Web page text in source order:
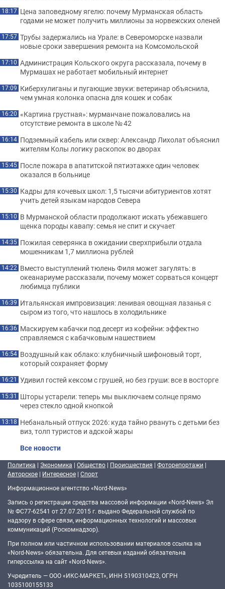
18:17 Цена заповедному ягелю: почему Мурманская область
годами не может получить миллионы за норвежских оленей
17:57 Трубы задержались на Урале: в Североморске назвали
новые сроки завершения ремонта на Комсомольской
17:10 Администрация Кольского округа рассказала, почему в
Мурмашах не работает мобильный интернет
17:09 Киберхулиганы и пугающие звуки: ветеринар объяснила,
чем умная колонка опасна для кошек и собак
16:20 «Картина грустная»: мурманчане пожаловались на
отсутствие ремонта в школе № 42
16:14 Подземный кабель или сквер: Александр Лихолат объяснил
жителям Колы логику раскопок во дворах
15:45 После пожара в апатитской пятиэтажке один человек
оказался в больнице
15:30 Кадры для кочевых школ: 1,5 тысячи абитуриентов хотят
учить детей языкам народов Севера
15:10 В Мурманской области продолжают искать убежавшего
щенка породы кавапу: семья не спит и скучает
14:35 Пожилая северянка в ожидании сверхприбыли отдала
мошенникам 1,7 миллиона рублей
14:22 Вместо выступлений тюлень Филя может загулять: в
океанариуме рассказали, почему может сорваться концерт
любимца публики
16:39 Итальянская импровизация: ленивая овощная лазанья с
сыром из того, что нашлось в холодильнике
16:36 Маскируем кабачки под десерт из кофейни: эффектно
справляемся с кабачковым нашествием
16:54 Воздушный как облако: клубничный шифоновый торт,
который сохраняет форму
16:21 Удивил гостей кексом с грушей, но без груши: все в восторге
15:31 Шторы устарели: теперь мы выключаем солнце прямо
через стекло одной кнопкой
13:18 Небанальный отпуск 2026: куда тайно рвануть с детьми без
виз, толп туристов и адской жары
Все новости
Политика | Экономика | Общество | Происшествия | Фоторепортажи |
Авторское | Интересное | Спорт
Информационное агентство «Nord-News»
Запись о регистрации средства массовой информации «Nord-News» Эл
№ ФС77-62541 от 27.07.2015 г. выдано Федеральной службой по
надзору в сфере связи, информационных технологий и массовых
коммуникаций (Роскомнадзор).
При полном или частичном использовании материалов ссылка на
«Nord-News» обязательна. Для сетевых изданий обязательна
гиперссылка на сайт «Nord-News».
Учредитель — ООО «ИКС-МАРКЕТ», ИНН 5190310423, ОГРН
1035100155133